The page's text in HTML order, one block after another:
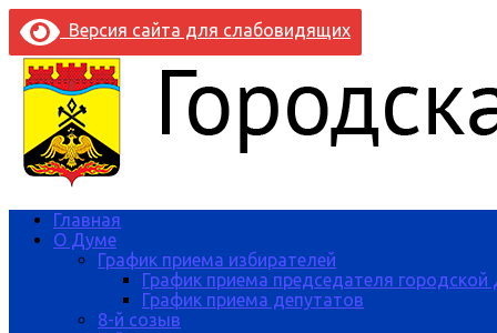
Версия сайта для слабовидящих
Главная
О Думе
График приема избирателей
График приема председателя
График приема депутатов
8-й созыв